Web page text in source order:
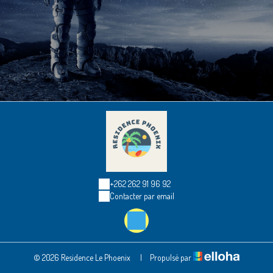
+262 262 91 96 92
Contacter par email
© 2026 Residence Le Phoenix | Propulsé par